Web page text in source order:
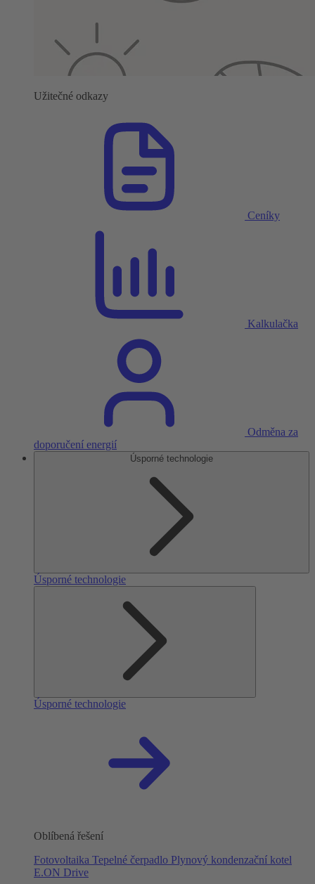
Užitečné odkazy
Ceníky
Kalkulačka
Odměna za
doporučení energií
Úsporné technologie
Úsporné technologie
Úsporné technologie
Oblíbená řešení
Fotovoltaika Tepelné čerpadlo Plynový kondenzační kotel
E.ON Drive